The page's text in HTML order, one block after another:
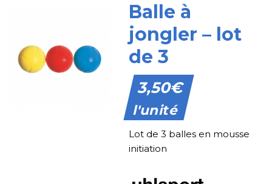
Balle à
jongler – lot
de 3
3,50€
l'unité
Lot de 3 balles en mousse
initiation